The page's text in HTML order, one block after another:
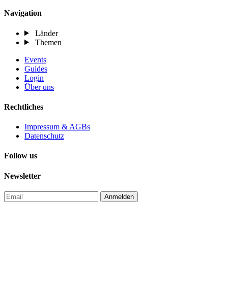
Navigation
Länder
Themen
Events
Guides
Login
Über uns
Rechtliches
Impressum & AGBs
Datenschutz
Follow us
Newsletter
Anmelden